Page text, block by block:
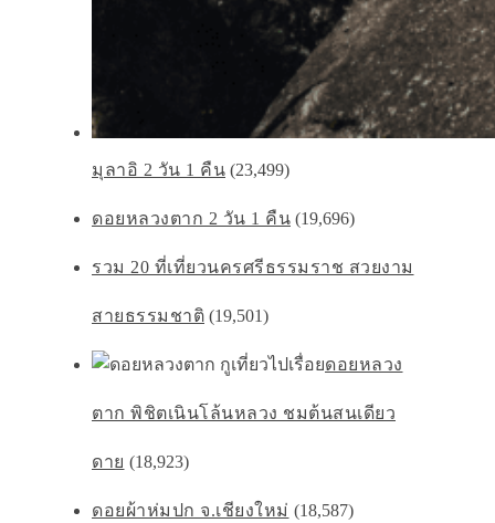
มุลาอิ 2 วัน 1 คืน (23,499)
ดอยหลวงตาก 2 วัน 1 คืน (19,696)
รวม 20 ที่เที่ยวนครศรีธรรมราช สวยงาม
สายธรรมชาติ (19,501)
ดอยหลวง
ตาก พิชิตเนินโล้นหลวง ชมต้นสนเดียว
ดาย (18,923)
ดอยผ้าห่มปก จ.เชียงใหม่ (18,587)